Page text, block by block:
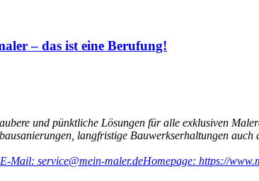
– das ist eine Berufung!
und pünktliche Lösungen für alle exklusiven
langfristige Bauwerkserhaltungen
E-Mail: service@mein-maler.deHomepage: https://